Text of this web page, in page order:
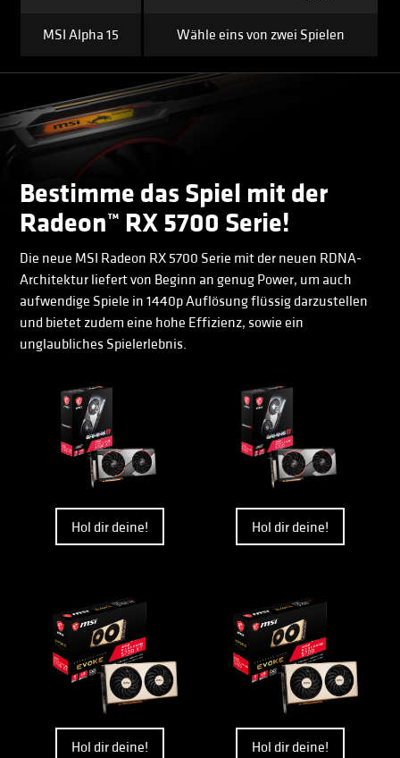
MSI Alpha 15 Wähle eins von zwei Spielen
Bestimme das Spiel mit der
Radeon™ RX 5700 Serie!
Die neue MSI Radeon RX 5700 Serie mit der neuen RDNA-
Architektur liefert von Beginn an genug Power, um auch
aufwendige Spiele in 1440p Auflösung flüssig darzustellen
und bietet zudem eine hohe Effizienz, sowie ein
unglaubliches Spielerlebnis.
Hol dir deine! Hol dir deine!
Hol dir deine! Hol dir deine!